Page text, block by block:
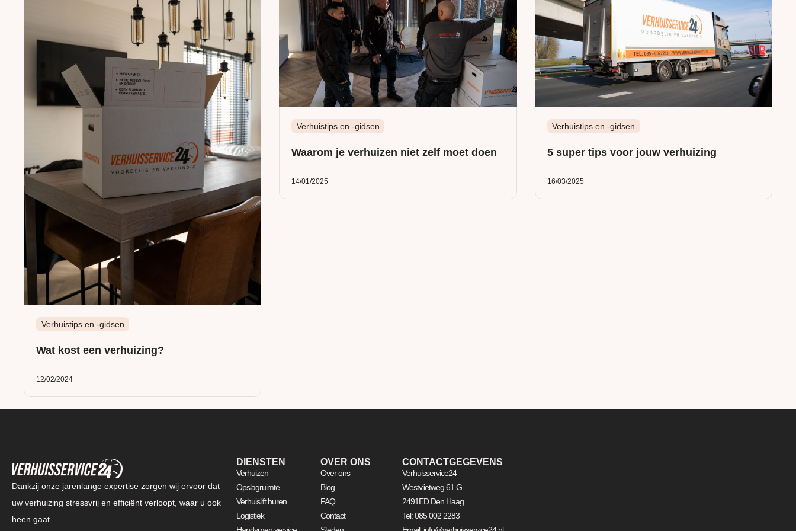
Verhuistips en -gidsen
Wat kost een verhuizing?
12/02/2024
Verhuistips en -gidsen
Waarom je verhuizen niet zelf moet doen
14/01/2025
Verhuistips en -gidsen
5 super tips voor jouw verhuizing
16/03/2025
Dankzij onze jarenlange expertise zorgen wij ervoor dat
uw verhuizing stressvrij en efficiënt verloopt, waar u ook
heen gaat.
DIENSTEN
Verhuizen
Opslagruimte
Verhuislift huren
Logistiek
OVER ONS
Over ons
Blog
FAQ
Contact
CONTACTGEGEVENS
Verhuisservice24
Westvlietweg 61 G
2491ED Den Haag
Tel: 085 002 2283